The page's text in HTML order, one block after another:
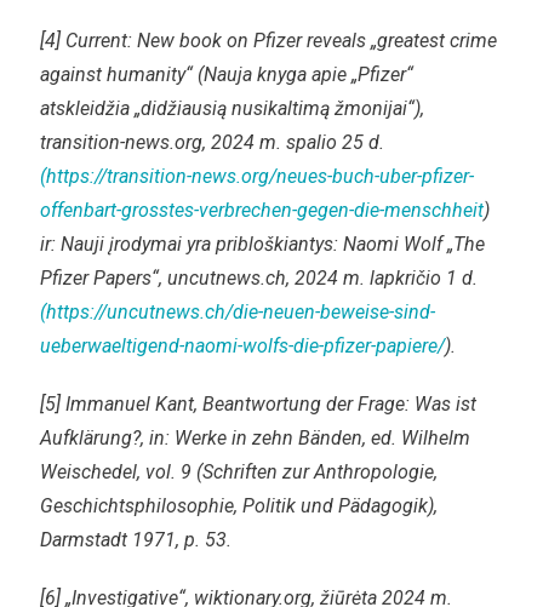
[4] Current: New book on Pfizer reveals „greatest crime
against humanity“ (Nauja knyga apie „Pfizer“
atskleidžia „didžiausią nusikaltimą žmonijai“),
transition-news.org, 2024 m. spalio 25 d.
(https://transition-news.org/neues-buch-uber-pfizer-
offenbart-grosstes-verbrechen-gegen-die-menschheit)
ir: Nauji įrodymai yra pribloškiantys: Naomi Wolf „The
Pfizer Papers“, uncutnews.ch, 2024 m. lapkričio 1 d.
(https://uncutnews.ch/die-neuen-beweise-sind-
ueberwaeltigend-naomi-wolfs-die-pfizer-papiere/).
[5] Immanuel Kant, Beantwortung der Frage: Was ist
Aufklärung?, in: Werke in zehn Bänden, ed. Wilhelm
Weischedel, vol. 9 (Schriften zur Anthropologie,
Geschichtsphilosophie, Politik und Pädagogik),
Darmstadt 1971, p. 53.
[6] „Investigative“, wiktionary.org, žiūrėta 2024 m.